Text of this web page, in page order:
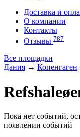
Доставка и
О компании
Контакты
Отзывы 787
Все площадки
Дания → Копенгаген
Пока нет событий,
появлении событий